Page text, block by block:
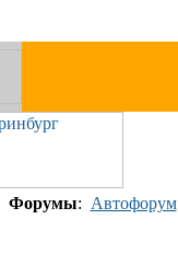
Форумы: Автофорум